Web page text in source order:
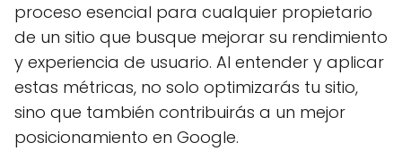
proceso esencial para cualquier propietario
de un sitio que busque mejorar su rendimiento
y experiencia de usuario. Al entender y aplicar
estas métricas, no solo optimizarás tu sitio,
sino que también contribuirás a un mejor
posicionamiento en Google.